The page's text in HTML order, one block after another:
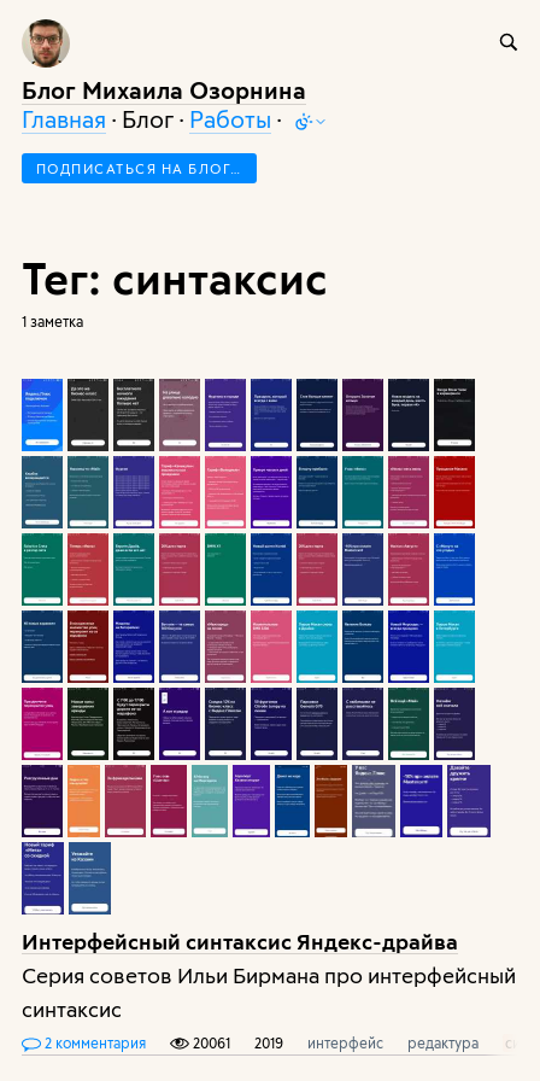
Блог Михаила Озорнина
Главная · Блог · Работы ·
ПОДПИСАТЬСЯ НА БЛОГ…
Тег: синтаксис
1 заметка
Интерфейсный синтаксис Яндекс-драйва
Серия советов Ильи Бирмана про интерфейсный
синтаксис
2 комментария 20061 2019 интерфейс редактура